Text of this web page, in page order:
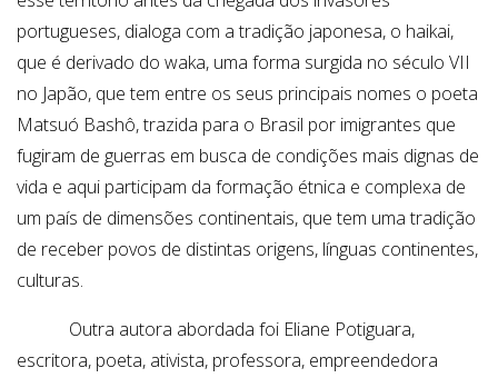
portugueses, dialoga com a tradição japonesa, o haikai,
que é derivado do waka, uma forma surgida no século VII
no Japão, que tem entre os seus principais nomes o poeta
Matsuó Bashô, trazida para o Brasil por imigrantes que
fugiram de guerras em busca de condições mais dignas de
vida e aqui participam da formação étnica e complexa de
um país de dimensões continentais, que tem uma tradição
de receber povos de distintas origens, línguas continentes,
culturas.
Outra autora abordada foi Eliane Potiguara,
escritora, poeta, ativista, professora, empreendedora